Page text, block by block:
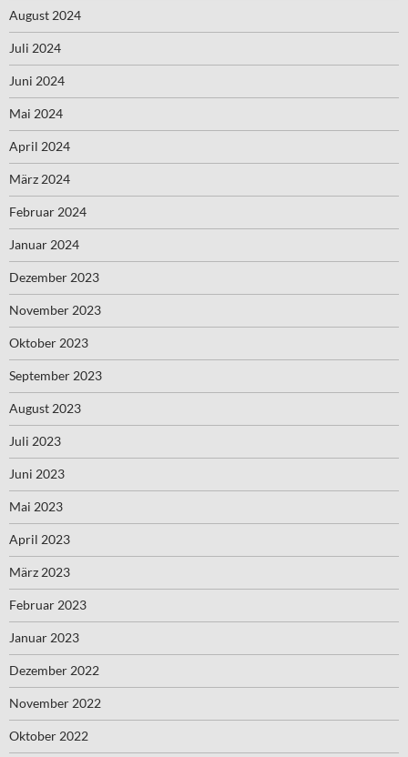
August 2024
Juli 2024
Juni 2024
Mai 2024
April 2024
März 2024
Februar 2024
Januar 2024
Dezember 2023
November 2023
Oktober 2023
September 2023
August 2023
Juli 2023
Juni 2023
Mai 2023
April 2023
März 2023
Februar 2023
Januar 2023
Dezember 2022
November 2022
Oktober 2022